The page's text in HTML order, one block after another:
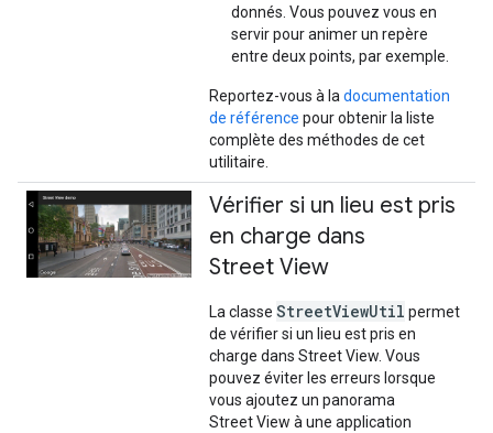
donnés. Vous pouvez vous en
servir pour animer un repère
entre deux points, par exemple.
Reportez-vous à la documentation
de référence pour obtenir la liste
complète des méthodes de cet
utilitaire.
Vérifier si un lieu est pris
en charge dans
Street View
La classe StreetViewUtil permet
de vérifier si un lieu est pris en
charge dans Street View. Vous
pouvez éviter les erreurs lorsque
vous ajoutez un panorama
Street View à une application